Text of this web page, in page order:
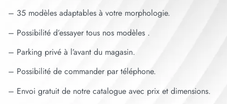
– 35 modèles adaptables à votre morphologie.
– Possibilité d’essayer tous nos modèles .
– Parking privé à l’avant du magasin.
– Possibilité de commander par téléphone.
– Envoi gratuit de notre catalogue avec prix et dimensions.